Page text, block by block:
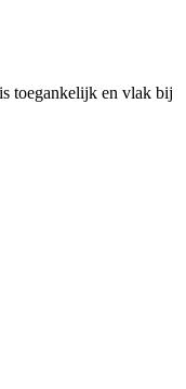
toegankelijk en vlak bij